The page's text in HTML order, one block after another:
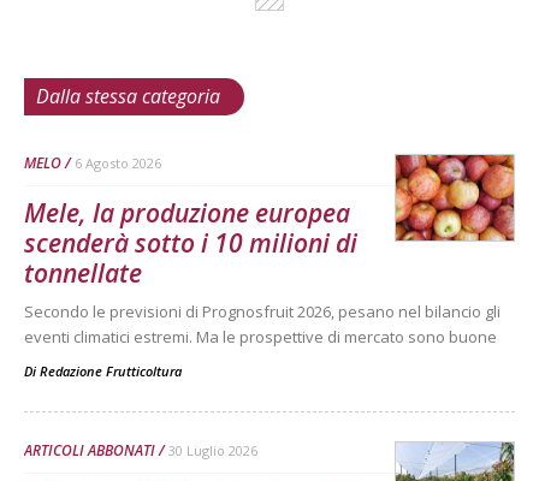
Dalla stessa categoria
MELO 6 Agosto 2026
Mele, la produzione europea
scenderà sotto i 10 milioni di
tonnellate
Secondo le previsioni di Prognosfruit 2026, pesano nel bilancio gli
eventi climatici estremi. Ma le prospettive di mercato sono buone
Di Redazione Frutticoltura
ARTICOLI ABBONATI 30 Luglio 2026